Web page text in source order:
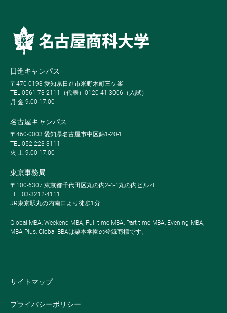
日進キャンパス
〒470-0193 愛知県日進市米野木町三ケ峯
TEL 0561-73-2111（代表）0120-41-3006（入試）
月-金 9:00-17:00
名古屋キャンパス
〒460-0003 愛知県名古屋市中区錦1-20-1
TEL 052-223-3111
火-土 9:00-17:00
東京事務局
〒100-6307 東京都千代田区丸の内2-4-1丸の内ビル7F
TEL 03-3212-4111
JR東京駅丸の内南口より徒歩1分
Global MBA, Weekend MBA, Full-time MBA, Part-time MBA, Evening MBA,
MBA Plus, Global BBAは栗本学園の登録商標です。
サイトマップ
プライバシーポリシー